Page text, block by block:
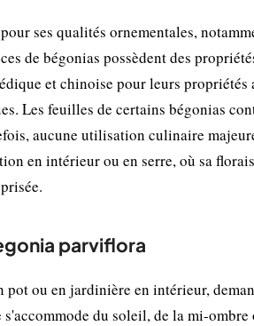
ses qualités ornementales,
de bégonias possèdent des
et chinoise pour leurs
Les feuilles de certains bégonias
aucune utilisation culinaire
en intérieur ou en serre, où sa
parviflora
ou en jardinière en intérieur,
du soleil, de la mi-